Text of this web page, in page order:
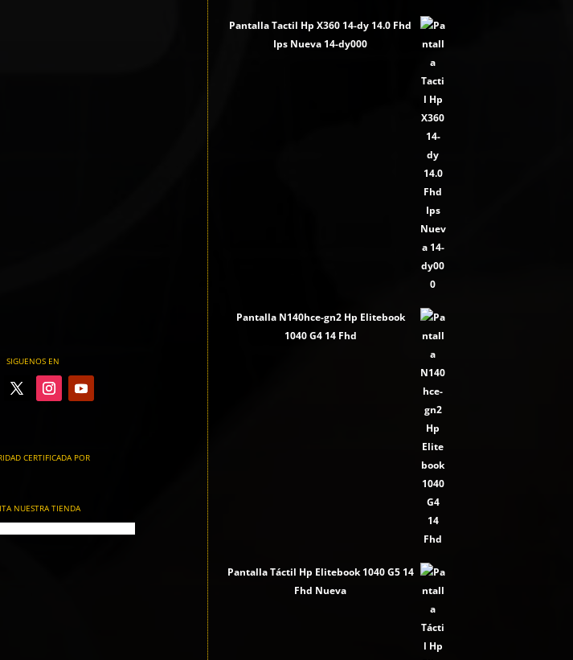
SIGUENOS EN
CERTIFICADA POR
NUESTRA TIENDA
Pantalla Tactil Hp X360 14-dy 14.0 Fhd
Ips Nueva 14-dy000
Pantalla N140hce-gn2 Hp Elitebook
1040 G4 14 Fhd
Pantalla Táctil Hp Elitebook 1040 G5 14
Fhd Nueva